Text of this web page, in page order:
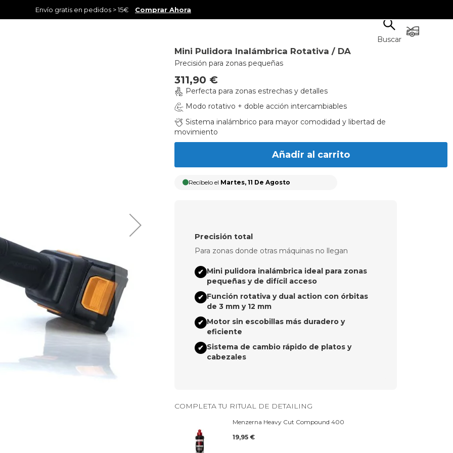
Envío gratis en pedidos > 15€ Comprar Ahora
Buscar
Mini Pulidora Inalámbrica Rotativa / DA
Precisión para zonas pequeñas
311,90 €
Perfecta para zonas estrechas y detalles
Modo rotativo + doble acción intercambiables
Sistema inalámbrico para mayor comodidad y libertad de
movimiento
Añadir al carrito
Recíbelo el Martes, 11 De Agosto
Precisión total
Para zonas donde otras máquinas no llegan
✔ Mini pulidora inalámbrica ideal para zonas
pequeñas y de difícil acceso
✔ Función rotativa y dual action con órbitas
de 3 mm y 12 mm
✔ Motor sin escobillas más duradero y
eficiente
✔ Sistema de cambio rápido de platos y
cabezales
COMPLETA TU RITUAL DE DETAILING
Menzerna Heavy Cut Compound 400
19,95 €